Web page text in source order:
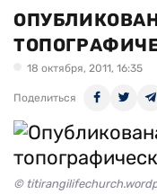
18 октября, 2011, 16:35
Поделиться
©